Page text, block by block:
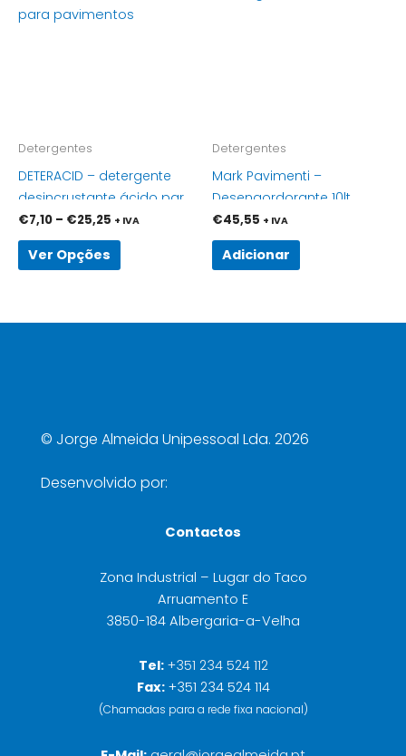
Detergentes
DETERACID – detergente
desincrustante ácido para
pavimentos
€7,10 – €25,25
through
+ IVA
Ver Opções
has
on
Detergentes
Mark Pavimenti –
Desengordorante 10lt
€45,55 + IVA
Adicionar
© Jorge Almeida Unipessoal Lda. 2026
Desenvolvido por:
Contactos
Zona Industrial – Lugar do Taco
Arruamento E
3850-184 Albergaria-a-Velha
Tel: +351 234 524 112
Fax:+351 234 524 114
(Chamadas para a rede fixa nacional)